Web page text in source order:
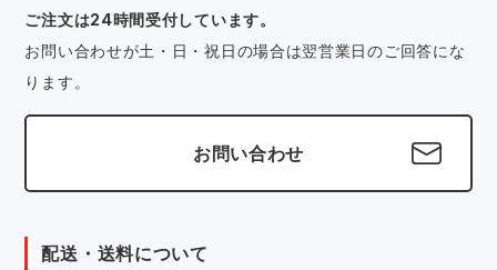
ご注文は24時間受付しています。
お問い合わせが土・日・祝日の場合は翌営業日のご回答にな
ります。
お問い合わせ
配送・送料について